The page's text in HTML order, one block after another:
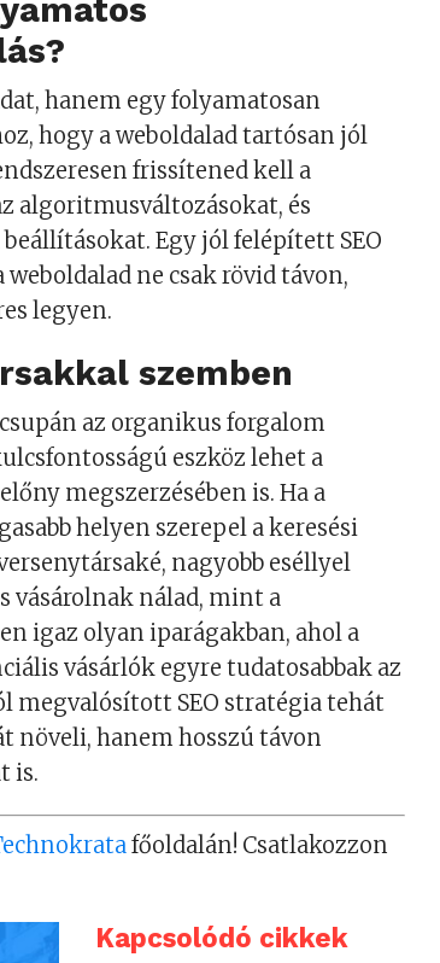
hanem egy folyamatosan
hogy a weboldalad tartósan jól
frissítened kell a
algoritmusváltozásokat, és
Egy jól felépített SEO
ne csak rövid távon,
legyen.
szemben
az organikus forgalom
eszköz lehet a
megszerzésében is. Ha a
helyen szerepel a keresési
nagyobb eséllyel
vásárolnak nálad, mint a
igaz olyan iparágakban, ahol a
vásárlók egyre tudatosabbak az
megvalósított SEO stratégia tehát
növeli, hanem hosszú távon
is.
főoldalán! Csatlakozzon
Kapcsolódó cikkek